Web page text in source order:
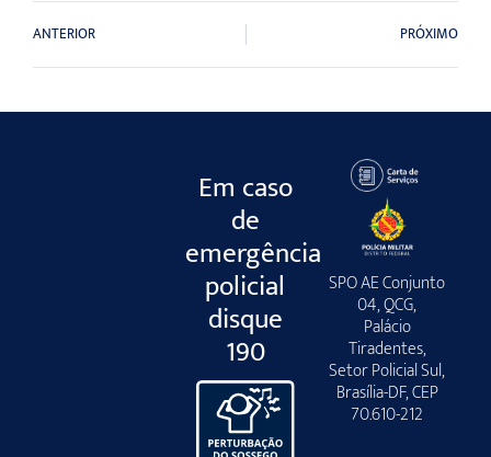
ANTERIOR PRÓXIMO
Em caso
de
emergência
policial
disque
190
SPO AE Conjunto
04, QCG,
Palácio
Tiradentes,
Setor Policial Sul,
Brasília-DF, CEP
70.610-212